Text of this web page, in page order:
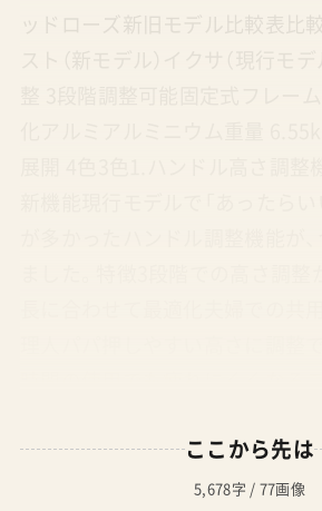
ルではフレームにカーボン強化
強度と耐久性が向上。リベテッ
ここから先は
5,678字 / 77画像